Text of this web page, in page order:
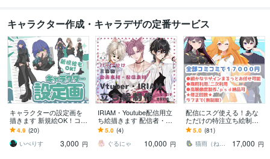
キャラクター作成・キャラデザの定番サービス
キャラクターの設定画を
描きます 新規絵OK！コテ
キャシートの作成も受け
付けます
4.9 (20)
いべりす
3,000 円
IRIAM・Youtube配信用立
ち絵描きます 配信者・歌
い手・TRPG！男女問わず
世界観に合わせ制作しま
す
5.0 (4)
ぐるにゃ
10,000 円
配信にスグ使える！あな
ただけの特注立ち絵制作
します IRIAM等、vtuberと
して活動する方にオスス
メ！！！
5.0 (81)
猫雨（ねこさめ）
17,000 円